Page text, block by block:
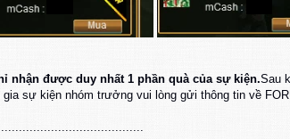
nhận được duy nhất 1 phần quà của sự kiện.Sau
sự kiện nhóm trưởng vui lòng gửi thông tin về